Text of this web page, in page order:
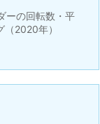
ーの回転数・平
2020年）